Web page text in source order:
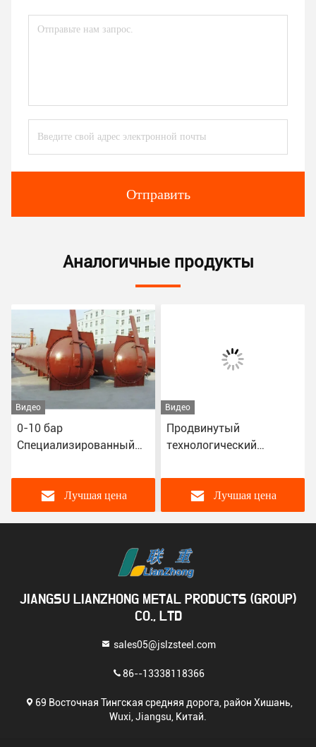
Отправить
Аналогичные продукты
Видео
Продвинутый
технологический
для химической
обработкиЛучшая цена
Видео
Химическая
фармацевтическая и
промышленность
Автоклавная реакция
Лучшая цена
JIANGSU LIANZHONG METAL PRODUCTS (GROUP)
CO., LTD
sales05@jslzsteel.com
86--13338118366
69 Восточная Тингская средняя дорога, район Хишань,
Wuxi, Jiangsu, Китай.